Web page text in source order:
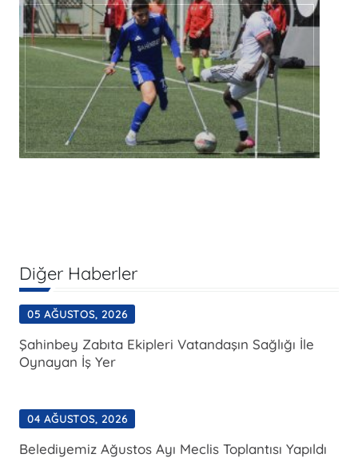
Diğer Haberler
05 AĞUSTOS, 2026
Şahinbey Zabıta Ekipleri Vatandaşın Sağlığı İle
Oynayan İş Yer
04 AĞUSTOS, 2026
Belediyemiz Ağustos Ayı Meclis Toplantısı Yapıldı